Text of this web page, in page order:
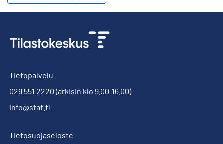
Tietopalvelu
029 551 2220 (arkisin klo 9.00-16.00)
info@stat.fi
Tietosuojaseloste